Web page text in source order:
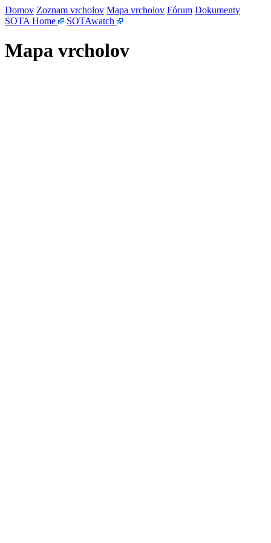
Domov Zoznam vrcholov Mapa vrcholov Fórum Dokumenty
SOTA Home
SOTAwatch
Mapa vrcholov